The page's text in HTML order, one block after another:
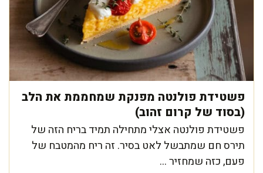
פשטידת פולנטה מפנקת שמחממת את הלב
(בסוד של קרום זהוב)
פשטידת פולנטה אצלי מתחילה תמיד בריח הזה של
תירס חם שמתבשל לאט בסיר. זה ריח מהמטבח של
פעם, כזה שמחזיר ...